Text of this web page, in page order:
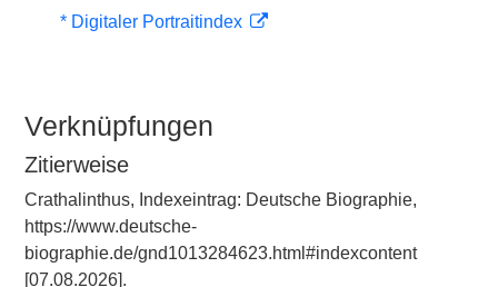
* Digitaler Portraitindex
Verknüpfungen
Zitierweise
Crathalinthus, Indexeintrag: Deutsche Biographie,
https://www.deutsche-
biographie.de/gnd1013284623.html#indexcontent
[07.08.2026].